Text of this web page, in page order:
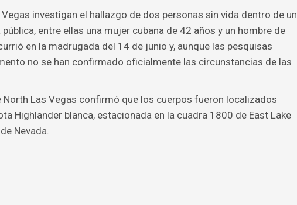
investigan el hallazgo de dos personas sin vida dentro de un
entre ellas una mujer cubana de 42 años y un hombre de
en la madrugada del 14 de junio y, aunque las pesquisas
no se han confirmado oficialmente las circunstancias de las
North Las Vegas confirmó que los cuerpos fueron localizados
Highlander blanca, estacionada en la cuadra 1800 de East Lake
Nevada.